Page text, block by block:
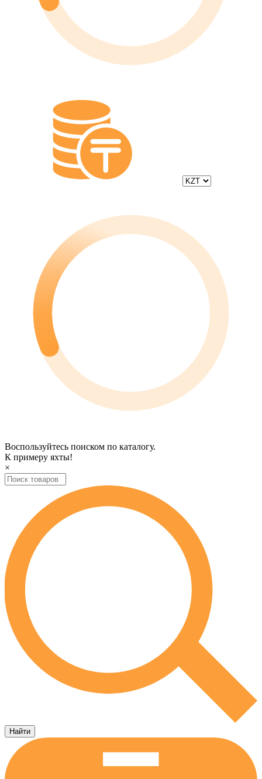
Воспользуйтесь поиском по каталогу.
К примеру яхты!
×